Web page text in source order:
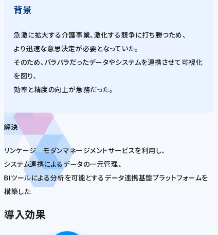
背景
急激に拡大する介護事業、激化する競争に打ち勝つため、
より迅速な意思決定が必要となっていた。
そのため、バラバラだったデータやシステムを連携させて可視化
を図り、
効率と精度の向上が急務だった。
解決
リンケージ モダンマネージメントサービスを利用し、
システム連携によるデータの一元管理、
BIツールによる分析を可能とするデータ連携基盤プラットフォームを
構築した
導入効果